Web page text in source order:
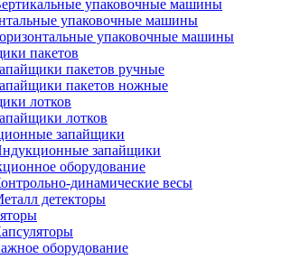
упаковочные машины
упаковочные машины
упаковочные машины
пакетов
пакетов ручные
пакетов ножные
лотков
лотков
запайщики
запайщики
оборудование
динамические весы
детекторы
оборудование